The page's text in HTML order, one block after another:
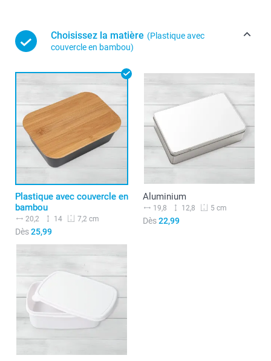
Choisissez la matière (Plastique avec
couvercle en bambou)
Plastique avec couvercle en
bambou
20,2 14 7,2 cm
Dès25,99
Aluminium
19,8 12,8 5 cm
Dès22,99